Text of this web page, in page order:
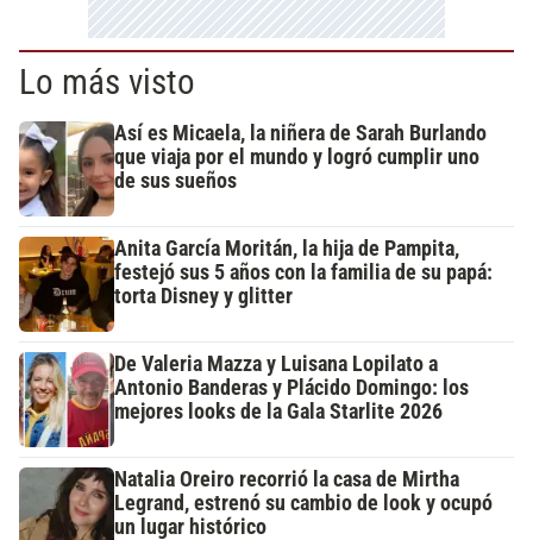
Lo más visto
Así es Micaela, la niñera de Sarah Burlando
que viaja por el mundo y logró cumplir uno
de sus sueños
Anita García Moritán, la hija de Pampita,
festejó sus 5 años con la familia de su papá:
torta Disney y glitter
De Valeria Mazza y Luisana Lopilato a
Antonio Banderas y Plácido Domingo: los
mejores looks de la Gala Starlite 2026
Natalia Oreiro recorrió la casa de Mirtha
Legrand, estrenó su cambio de look y ocupó
un lugar histórico